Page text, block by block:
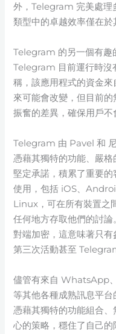
外，Telegram 完美處理
類型中的卓越效率僅在於
Telegram 的另一個有趣
Telegram 目前運行時沒
稱，該應用程式的資金
來可能會改變，但目前
振奮的差異，確保用戶不
Telegram 由 Pavel 和 尼
憑藉其獨特的功能、嚴
堅定承諾，積累了重要
使用，包括 iOS、
Linux，可在所有裝置之
任何地方存取他們的討
對端加密，這意味著只
第三次活動甚至
儘管有來自 WhatsApp
等其他各種成熟訊息平
憑藉其獨特的功能組合
心的策略，穩住了自己的